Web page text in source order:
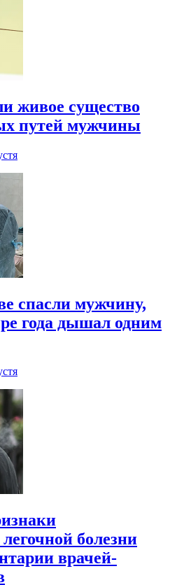
живое существо
путей мужчины
спасли мужчину,
года дышал одним
болезни
врачей-